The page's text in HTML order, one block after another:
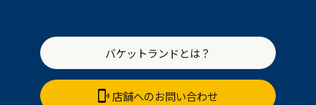
バケットランドとは？
店舗へのお問い合わせ